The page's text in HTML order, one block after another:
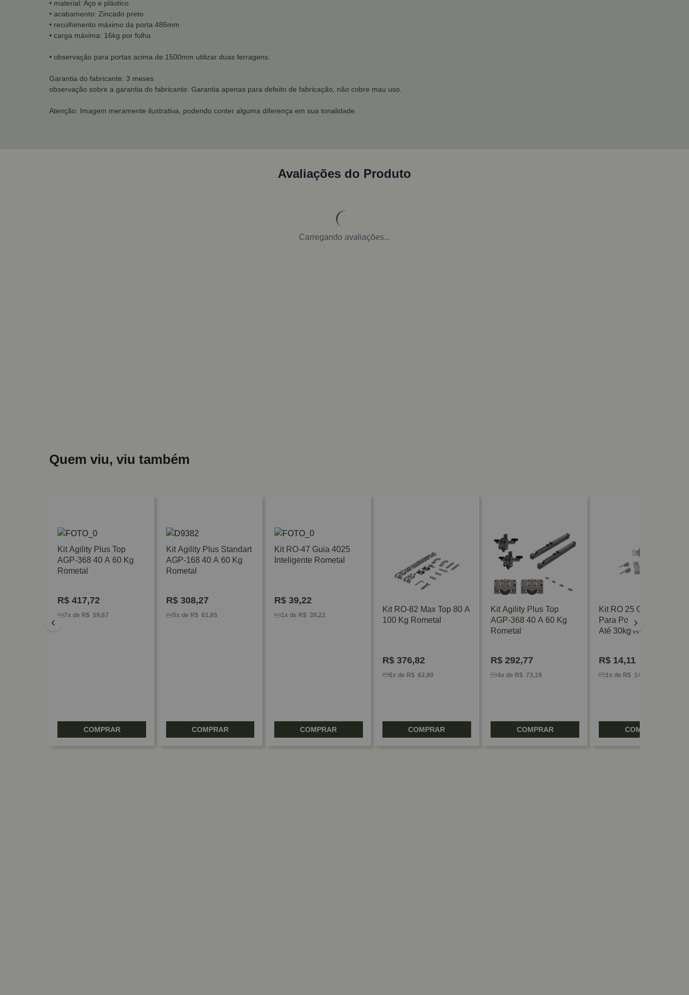
• material: Aço e plástico
• acabamento: Zincado preto
• recolhimento máximo da porta 486mm
• carga máxima: 16kg por folha
• observação para portas acima de 1500mm utilizar duas ferragens.
Garantia do fabricante: 3 meses
observação sobre a garantia do fabricante: Garantia apenas para defeito de fabricação, não cobre mau uso.
Atenção: Imagem meramente ilustrativa, podendo conter alguma diferença em sua tonalidade.
Avaliações do Produto
Carregando avaliações...
Quem viu, viu também
Kit Agility Plus Top
AGP-368 40 A 60 Kg
Rometal
R$ 417,72
7x de R$ 59,67
COMPRAR
Kit Agility Plus Standart
AGP-168 40 A 60 Kg
Rometal
R$308,27
5x de R$ 61,65
COMPRAR
Kit RO-47 Guia 4025
Inteligente Rometal
R$39,22
1x de R$ 39,22
COMPRAR
Kit RO-82 Max Top 80 A
100 Kg Rometal
R$376,82
6x de R$ 62,80
COMPRAR
Kit Agility Plus Top
AGP-368 40 A 60 Kg
Rometal
R$ 292,77
4x de R$ 73,19
COMPRAR
Kit RO 25 Guia 2207
Para Porta De Correr
Até 30kg Rometal
R$ 14,11
1x de R$ 14,11
COMPRAR